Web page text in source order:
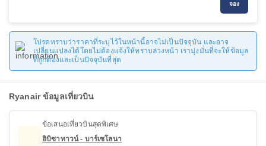
จอง
โปรดทราบว่าราคาที่ระบุไว้ในหน้านี้อาจไม่เป็นปัจจุบัน และอาจ
เปลี่ยนแปลงได้โดยไม่ต้องแจ้งให้ทราบล่วงหน้า เรามุ่งมั่นที่จะให้ข้อมูล
ที่ถูกต้องและเป็นปัจจุบันที่สุด
Ryanair ข้อมูลเที่ยวบิน
ข้อเสนอเที่ยวบินสุดพิเศษ
อิบิซาทาวน์ - บาร์เซโลนา